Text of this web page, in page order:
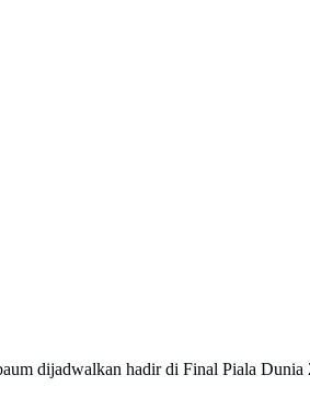
dijadwalkan hadir di Final Piala Dunia